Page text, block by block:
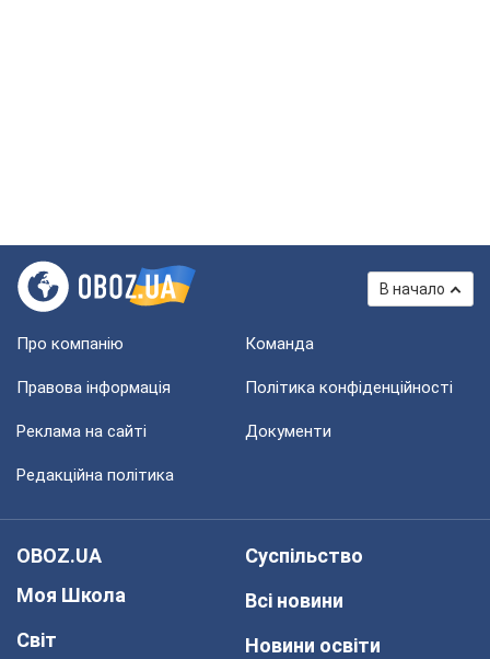
В начало
Про компанію Команда
Правова інформація Політика конфіденційності
Реклама на сайті Документи
Редакційна політика
OBOZ.UA
Моя Школа
Світ
Суспільство
Всі новини
Новини освіти